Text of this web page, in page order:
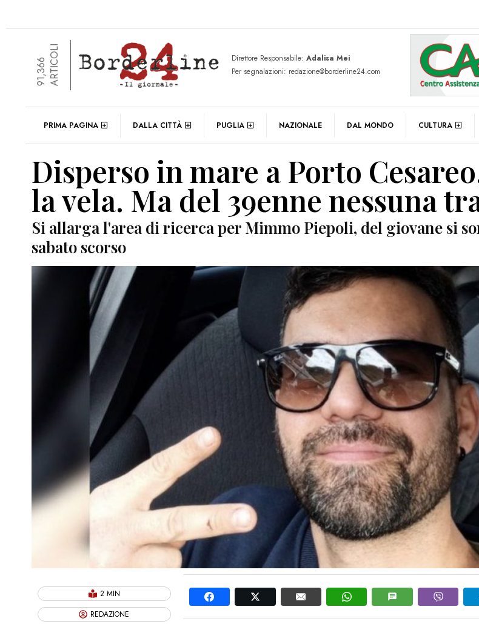
91,366ARTICOLI Direttore Responsabile: Adalisa Mei
Per segnalazioni: redazione@borderline24.com
PRIMA PAGINA DALLA CITTÀ PUGLIA NAZIONALE DAL MONDO CULTURA
Disperso in mare a Porto
la vela. Ma del 39enne nessuna
Si allarga l'area di ricerca per Mimmo Piepoli, del giovane si
sabato scorso
2 MIN
REDAZIONE